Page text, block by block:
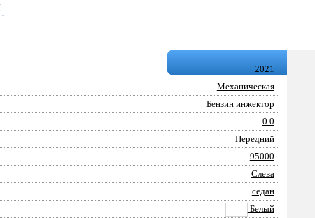
2021
Механическая
Бензин инжектор
0.0
Передний
95000
Слева
седан
Белый